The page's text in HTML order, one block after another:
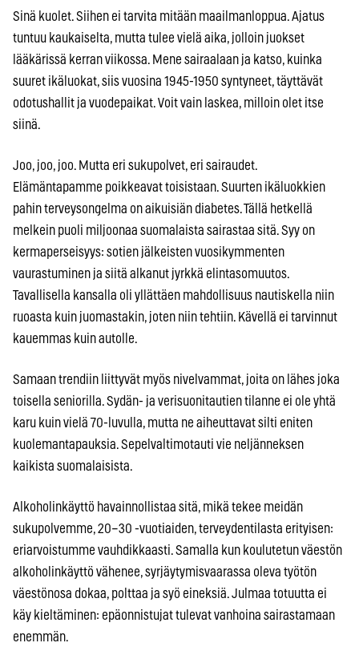
Sinä kuolet. Siihen ei tarvita mitään maailmanloppua. Ajatus
tuntuu kaukaiselta, mutta tulee vielä aika, jolloin juokset
lääkärissä kerran viikossa. Mene sairaalaan ja katso, kuinka
suuret ikäluokat, siis vuosina 1945-1950 syntyneet, täyttävät
odotushallit ja vuodepaikat. Voit vain laskea, milloin olet itse
siinä.
Joo, joo, joo. Mutta eri sukupolvet, eri sairaudet.
Elämäntapamme poikkeavat toisistaan. Suurten ikäluokkien
pahin terveysongelma on aikuisiän diabetes. Tällä hetkellä
melkein puoli miljoonaa suomalaista sairastaa sitä. Syy on
kermaperseisyys: sotien jälkeisten vuosikymmenten
vaurastuminen ja siitä alkanut jyrkkä elintasomuutos.
Tavallisella kansalla oli yllättäen mahdollisuus nautiskella niin
ruoasta kuin juomastakin, joten niin tehtiin. Kävellä ei tarvinnut
kauemmas kuin autolle.
Samaan trendiin liittyvät myös nivelvammat, joita on lähes joka
toisella seniorilla. Sydän- ja verisuonitautien tilanne ei ole yhtä
karu kuin vielä 70-luvulla, mutta ne aiheuttavat silti eniten
kuolemantapauksia. Sepelvaltimotauti vie neljänneksen
kaikista suomalaisista.
Alkoholinkäyttö havainnollistaa sitä, mikä tekee meidän
sukupolvemme, 20–30 -vuotiaiden, terveydentilasta erityisen:
eriarvoistumme vauhdikkaasti. Samalla kun koulutetun väestön
alkoholinkäyttö vähenee, syrjäytymisvaarassa oleva työtön
väestönosa dokaa, polttaa ja syö eineksiä. Julmaa totuutta ei
käy kieltäminen: epäonnistujat tulevat vanhoina sairastamaan
enemmän.